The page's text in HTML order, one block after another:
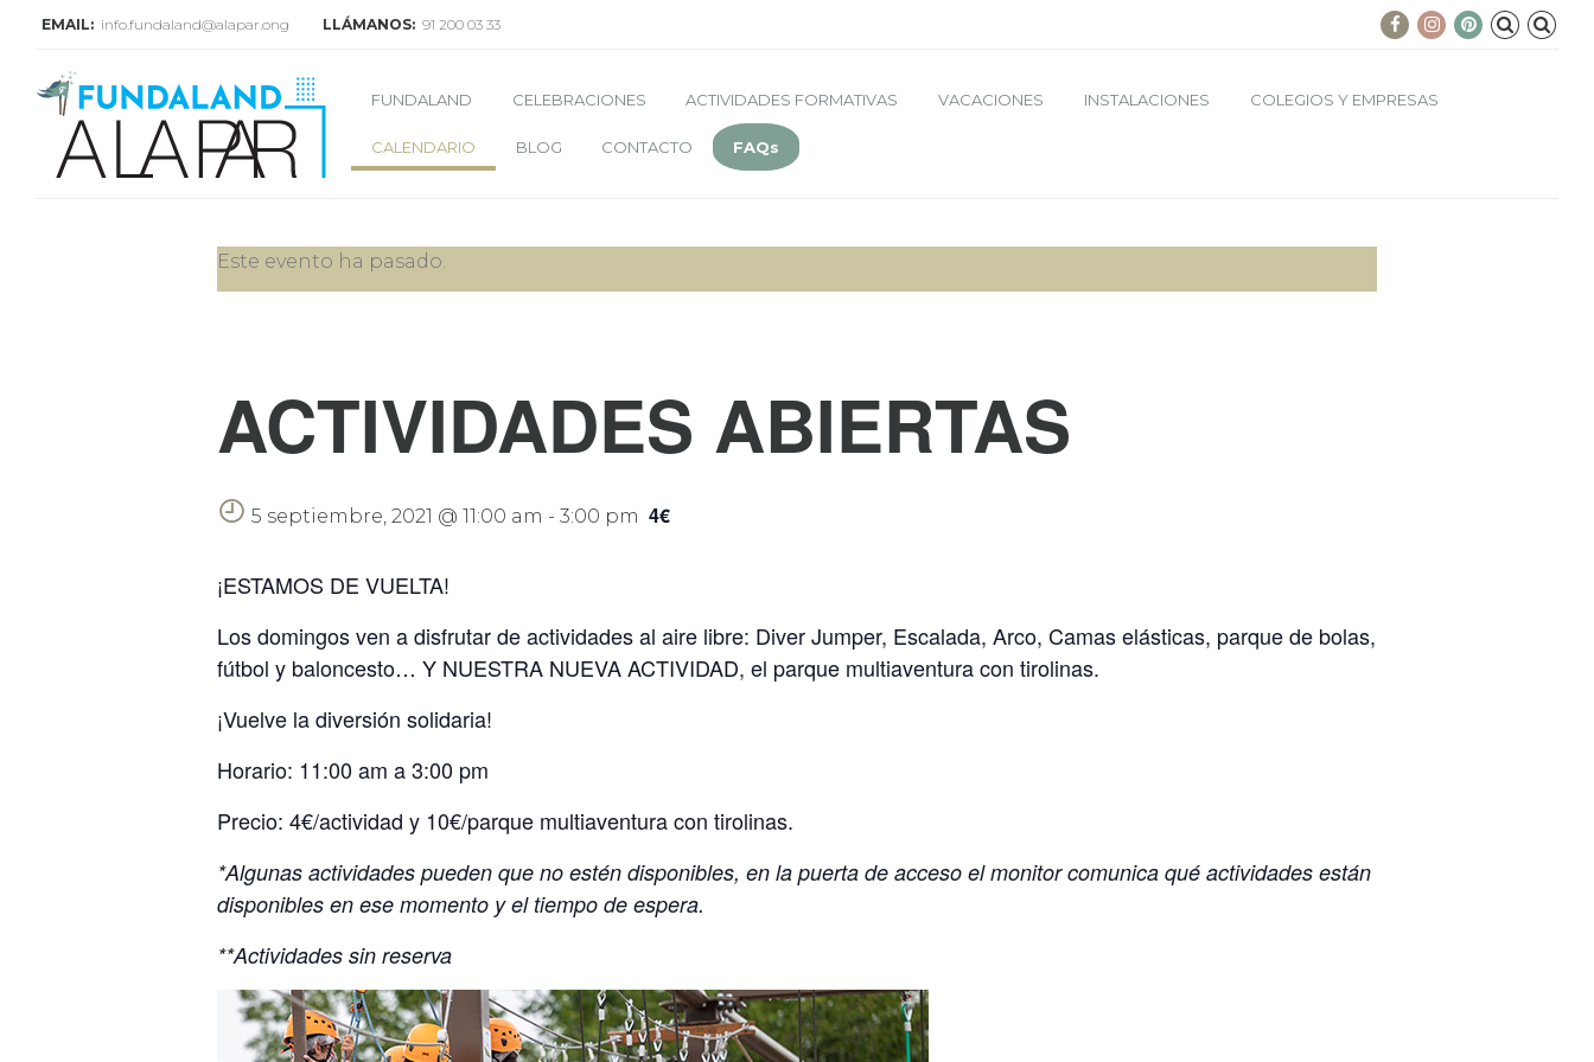
EMAIL: info.fundaland@alapar.ong LLÁMANOS: 91 200 03 33
FUNDALAND CELEBRACIONES ACTIVIDADES FORMATIVAS VACACIONES INSTALACIONES COLEGIOS Y EMPRESAS
CALENDARIO BLOG CONTACTO FAQs
Este evento ha pasado.
ACTIVIDADES ABIERTAS
5 septiembre, 2021 @ 11:00 am - 3:00 pm 4€
¡ESTAMOS DE VUELTA!
Los domingos ven a disfrutar de actividades al aire libre: Diver Jumper, Escalada, Arco, Camas elásticas, parque de bolas,
fútbol y baloncesto… Y NUESTRA NUEVA ACTIVIDAD, el parque multiaventura con tirolinas.
¡Vuelve la diversión solidaria!
Horario: 11:00 am a 3:00 pm
Precio: 4€/actividad y 10€/parque multiaventura con tirolinas.
*Algunas actividades pueden que no estén disponibles, en la puerta de acceso el monitor comunica qué actividades están
disponibles en ese momento y el tiempo de espera.
**Actividades sin reserva